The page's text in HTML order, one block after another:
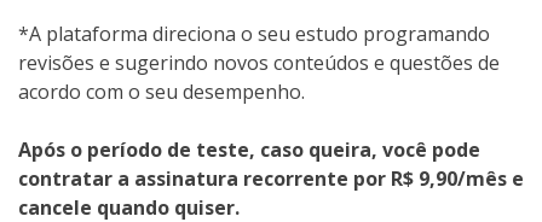
*A plataforma direciona o seu estudo programando
revisões e sugerindo novos conteúdos e questões de
acordo com o seu desempenho.
Após o período de teste, caso queira, você pode
contratar a assinatura recorrente por R$ 9,90/mês e
cancele quando quiser.